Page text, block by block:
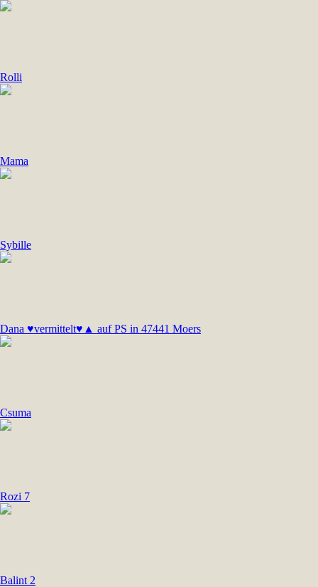
Rolli
Mama
Sybille
Dana ♥vermittelt♥▲ auf PS in 47441 Moers
Csuma
Rozi 7
Balint 2